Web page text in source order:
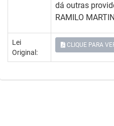
dá outras
RAMILO
Lei
Original:
CLIQUE PARA